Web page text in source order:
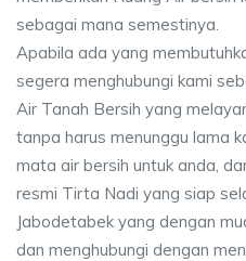
sebagai mana semestinya.
Apabila ada yang
segera menghubungi kami
Air Tanah Bersih yang
tanpa harus menunggu lama
mata air bersih untuk anda,
resmi Tirta Nadi yang siap
Jabodetabek yang dengan
dan menghubungi dengan